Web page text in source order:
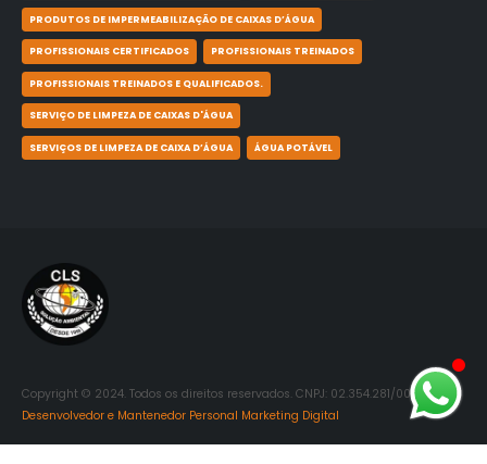
PRODUTOS DE IMPERMEABILIZAÇÃO DE CAIXAS D’ÁGUA
PROFISSIONAIS CERTIFICADOS PROFISSIONAIS TREINADOS
PROFISSIONAIS TREINADOS E QUALIFICADOS.
SERVIÇO DE LIMPEZA DE CAIXAS D'ÁGUA
SERVIÇOS DE LIMPEZA DE CAIXA D’ÁGUA ÁGUA POTÁVEL
Copyright © 2024. Todos os direitos reservados. CNPJ: 02.354.281/0001-06.
Desenvolvedor e Mantenedor Personal Marketing Digital